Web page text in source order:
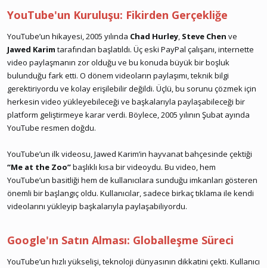
YouTube'un Kuruluşu: Fikirden Gerçekliğe
YouTube’un hikayesi, 2005 yılında Chad Hurley, Steve Chen ve
Jawed Karim tarafından başlatıldı. Üç eski PayPal çalışanı, internette
video paylaşmanın zor olduğu ve bu konuda büyük bir boşluk
bulunduğu fark etti. O dönem videoların paylaşımı, teknik bilgi
gerektiriyordu ve kolay erişilebilir değildi. Üçlü, bu sorunu çözmek için
herkesin video yükleyebileceği ve başkalarıyla paylaşabileceği bir
platform geliştirmeye karar verdi. Böylece, 2005 yılının Şubat ayında
YouTube resmen doğdu.
YouTube’un ilk videosu, Jawed Karim’in hayvanat bahçesinde çektiği
“Me at the Zoo”başlıklı kısa bir videoydu. Bu video, hem
YouTube’un basitliği hem de kullanıcılara sunduğu imkanları gösteren
önemli bir başlangıç oldu. Kullanıcılar, sadece birkaç tıklama ile kendi
videolarını yükleyip başkalarıyla paylaşabiliyordu.
Google'ın Satın Alması: Globalleşme Süreci
YouTube’un hızlı yükselişi, teknoloji dünyasının dikkatini çekti. Kullanıcı